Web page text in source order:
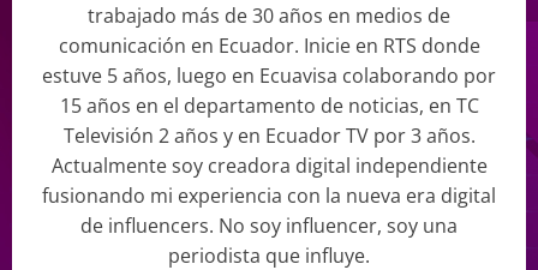
trabajado más de 30 años en medios de
comunicación en Ecuador. Inicie en RTS donde
estuve 5 años, luego en Ecuavisa colaborando por
15 años en el departamento de noticias, en TC
Televisión 2 años y en Ecuador TV por 3 años.
Actualmente soy creadora digital independiente
fusionando mi experiencia con la nueva era digital
de influencers. No soy influencer, soy una
periodista que influye.